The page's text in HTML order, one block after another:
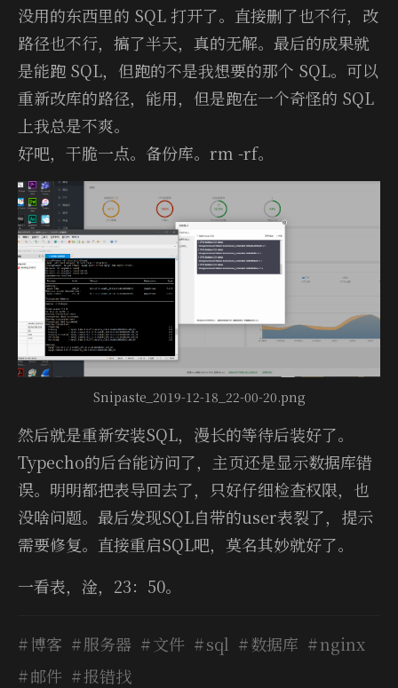
没用的东西里的 SQL 打开了。直接删了也不行，改
路径也不行，搞了半天，真的无解。最后的成果就
是能跑 SQL，但跑的不是我想要的那个 SQL。可以
重新改库的路径，能用，但是跑在一个奇怪的 SQL
上我总是不爽。
好吧，干脆一点。备份库。rm -rf。
Snipaste_2019-12-18_22-00-20.png
然后就是重新安装SQL，漫长的等待后装好了。
Typecho的后台能访问了，主页还是显示数据库错
误。明明都把表导回去了，只好仔细检查权限，也
没啥问题。最后发现SQL自带的user表裂了，提示
需要修复。直接重启SQL吧，莫名其妙就好了。
一看表，淦，23：50。
博客 服务器 文件 sql 数据库
nginx
邮件
报错找